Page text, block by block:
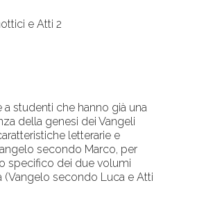
e Atti 2
a studenti che hanno già una
della genesi dei Vangeli
letterarie e
secondo Marco, per
specifico dei due volumi
(Vangelo secondo Luca e Atti